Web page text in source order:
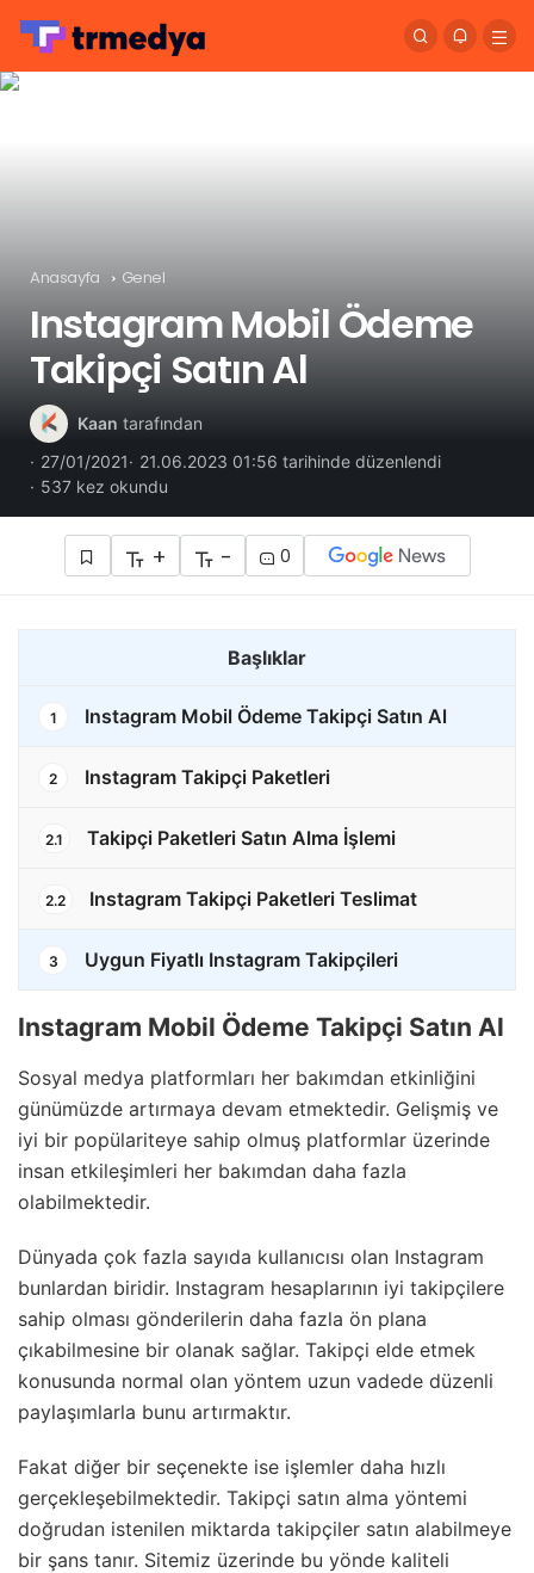
Anasayfa Genel
Instagram Mobil Ödeme
Takipçi Satın Al
Kaan tarafından
27/01/2021
21.06.2023 01:56 tarihinde düzenlendi
537 kez okundu
+ - 0
Başlıklar
1 Instagram Mobil Ödeme Takipçi Satın Al
2 Instagram Takipçi Paketleri
2.1 Takipçi Paketleri Satın Alma İşlemi
2.2 Instagram Takipçi Paketleri Teslimat
3 Uygun Fiyatlı Instagram Takipçileri
Instagram Mobil Ödeme Takipçi Satın Al
Sosyal medya platformları her bakımdan etkinliğini
günümüzde artırmaya devam etmektedir. Gelişmiş ve
iyi bir popülariteye sahip olmuş platformlar üzerinde
insan etkileşimleri her bakımdan daha fazla
olabilmektedir.
Dünyada çok fazla sayıda kullanıcısı olan Instagram
bunlardan biridir. Instagram hesaplarının iyi takipçilere
sahip olması gönderilerin daha fazla ön plana
çıkabilmesine bir olanak sağlar. Takipçi elde etmek
konusunda normal olan yöntem uzun vadede düzenli
paylaşımlarla bunu artırmaktır.
Fakat diğer bir seçenekte ise işlemler daha hızlı
gerçekleşebilmektedir. Takipçi satın alma yöntemi
doğrudan istenilen miktarda takipçiler satın alabilmeye
bir şans tanır. Sitemiz üzerinde bu yönde kaliteli